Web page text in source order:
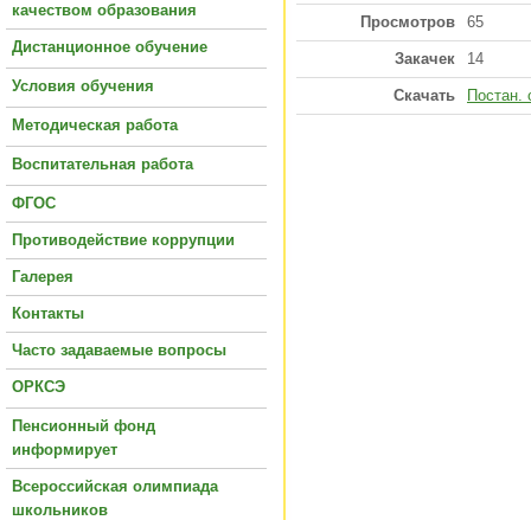
качеством образования
Дистанционное обучение
Условия обучения
Методическая работа
Воспитательная работа
ФГОС
Противодействие коррупции
Галерея
Контакты
Часто задаваемые вопросы
ОРКСЭ
Пенсионный фонд
информирует
Всероссийская олимпиада
школьников
Просмотров 65
Закачек 14
Скачать Постан.